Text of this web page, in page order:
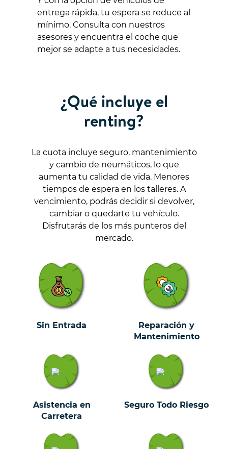
entrega rápida, tu espera se reduce al
mínimo. Consulta con nuestros
asesores y encuentra el coche que
mejor se adapte a tus necesidades.
¿Qué incluye el
renting?
La cuota incluye seguro, mantenimiento
y cambio de neumáticos, lo que
aumenta tu calidad de vida. Menores
tiempos de espera en los talleres. A
vencimiento, podrás decidir si devolver,
cambiar o quedarte tu vehículo.
Disfrutarás de los más punteros del
mercado.
Sin Entrada
Reparación y
Mantenimiento
Asistencia en
Carretera
Seguro Todo Riesgo